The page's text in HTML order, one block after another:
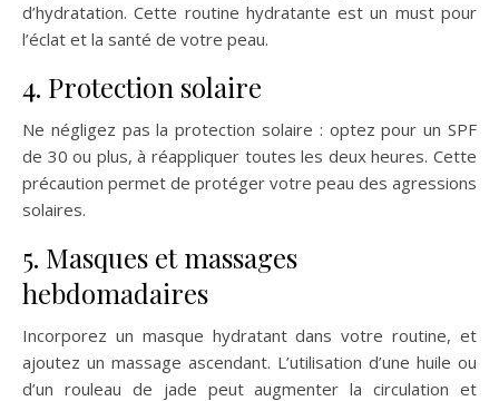
d’hydratation. Cette routine hydratante est un must pour
l’éclat et la santé de votre peau.
4. Protection solaire
Ne négligez pas la protection solaire : optez pour un SPF
de 30 ou plus, à réappliquer toutes les deux heures. Cette
précaution permet de protéger votre peau des agressions
solaires.
5. Masques et massages
hebdomadaires
Incorporez un masque hydratant dans votre routine, et
ajoutez un massage ascendant. L’utilisation d’une huile ou
d’un rouleau de jade peut augmenter la circulation et